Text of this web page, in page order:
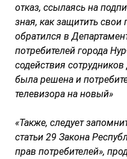
отказ, ссылаясь на
зная, как защитить свои
обратился в
потребителей города
содействия
была решена и
телевизора на новый»
«Также, следует
статьи 29 Закона
прав потребителей»,